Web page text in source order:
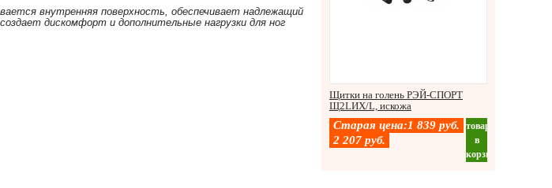
внутренняя поверхность, обеспечивает надлежащий
дискомфорт и дополнительные нагрузки для ног
Щитки на голень РЭЙ-СПОРТ
Щ2LИХ/L, искожа
Старая цена:1 839 руб.
2 207 руб.
товар
в
корзину